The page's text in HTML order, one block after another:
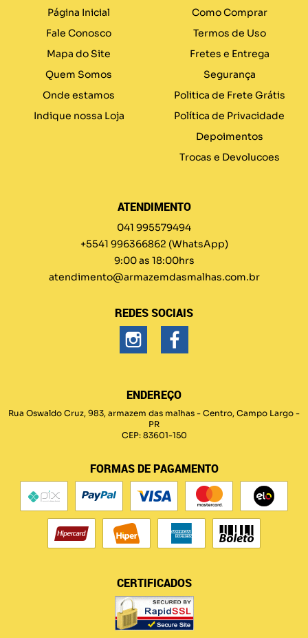
Página Inicial
Fale Conosco
Mapa do Site
Quem Somos
Onde estamos
Indique nossa Loja
Como Comprar
Termos de Uso
Fretes e Entrega
Segurança
Politica de Frete Grátis
Política de Privacidade
Depoimentos
Trocas e Devolucoes
ATENDIMENTO
041 995579494
+5541 996366862 (WhatsApp)
9:00 as 18:00hrs
atendimento@armazemdasmalhas.com.br
REDES SOCIAIS
ENDEREÇO
Rua Oswaldo Cruz, 983, armazem das malhas - Centro, Campo Largo -
PR
CEP: 83601-150
FORMAS DE PAGAMENTO
CERTIFICADOS